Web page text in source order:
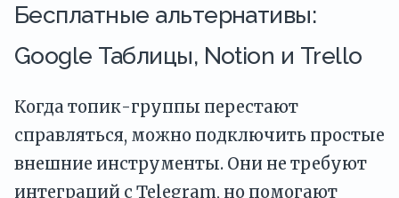
Бесплатные альтернативы:
Google Таблицы, Notion и Trello
Когда топик-группы перестают
справляться, можно подключить простые
внешние инструменты. Они не требуют
интеграций с Telegram, но помогают